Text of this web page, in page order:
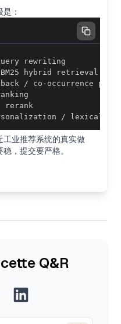
：
/ lexical
工业推荐系统的真实做
，提交要严格。
Q&R